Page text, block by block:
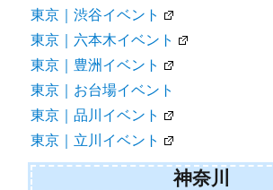
東京｜渋谷イベント
東京｜六本木イベント
東京｜豊洲イベント
東京｜お台場イベント
東京｜品川イベント
東京｜立川イベント
神奈川